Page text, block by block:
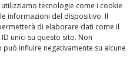
tecnologie come i cookie
informazioni del dispositivo. Il
di elaborare dati come il
unici su questo sito. Non
influire negativamente su alcune
di energia
fiscalità ed